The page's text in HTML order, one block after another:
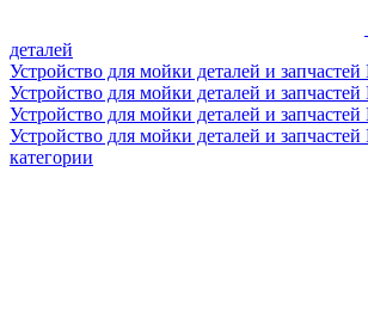
деталей
Устройство для мойки деталей и
Устройство для мойки деталей и
Устройство для мойки деталей и
Устройство для мойки деталей и
категории